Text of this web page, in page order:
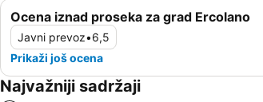
Ocena iznad proseka za grad Ercolano
Javni prevoz•6,5
Prikaži još ocena
Najvažniji sadržaji